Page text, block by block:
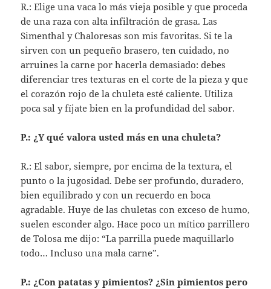
R.: Elige una vaca lo más vieja posible y que proceda
de una raza con alta infiltración de grasa. Las
Simenthal y Chaloresas son mis favoritas. Si te la
sirven con un pequeño brasero, ten cuidado, no
arruines la carne por hacerla demasiado: debes
diferenciar tres texturas en el corte de la pieza y que
el corazón rojo de la chuleta esté caliente. Utiliza
poca sal y fíjate bien en la profundidad del sabor.
P.: ¿Y qué valora usted más en una chuleta?
R.: El sabor, siempre, por encima de la textura, el
punto o la jugosidad. Debe ser profundo, duradero,
bien equilibrado y con un recuerdo en boca
agradable. Huye de las chuletas con exceso de humo,
suelen esconder algo. Hace poco un mítico parrillero
de Tolosa me dijo: “La parrilla puede maquillarlo
todo… Incluso una mala carne”.
P.: ¿Con patatas y pimientos? ¿Sin pimientos pero